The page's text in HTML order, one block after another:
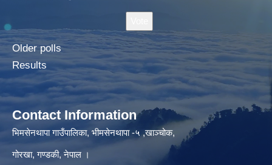
Older polls
Results
Contact Information
भिमसेनथापा गाउँपालिका, भीमसेनथापा -५ ,खाञ्चोक,
गोरखा, गण्डकी, नेपाल ।